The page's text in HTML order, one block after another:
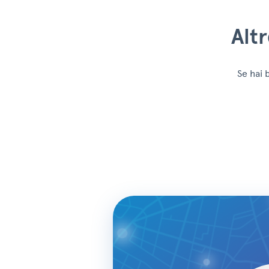
Se hai